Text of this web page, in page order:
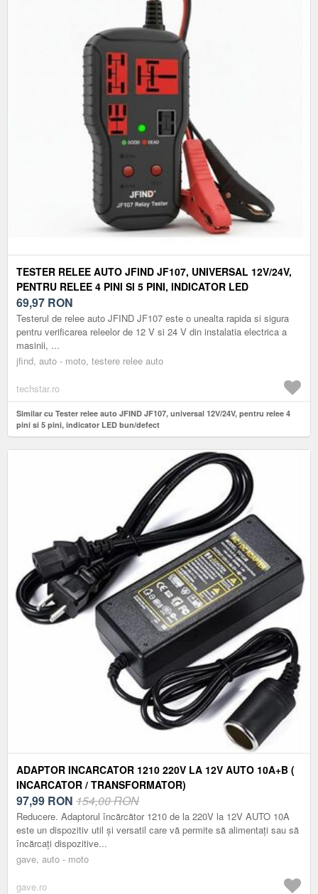
TESTER RELEE AUTO JFIND JF107, UNIVERSAL 12V/24V,
PENTRU RELEE 4 PINI SI 5 PINI, INDICATOR LED
BUN/DEFECT
69,97 RON
Testerul de relee auto JFIND JF107 este o unealta rapida si sigura
pentru verificarea releelor de 12 V si 24 V din instalatia electrica a
masinii, ...
jfind, auto - moto, testere relee auto
techstar.ro
Similar cu Tester relee auto JFIND JF107, universal 12V/24V, pentru relee 4
pini si 5 pini, indicator LED bun/defect
ADAPTOR INCARCATOR 1210 220V LA 12V AUTO 10A+B (
INCARCATOR / TRANSFORMATOR)
97,99 RON 154,00 RON
Reducere. Adaptorul încărcător 1210 de la 220V la 12V AUTO 10A
este un dispozitiv util și versatil care vă permite să alimentați sau să
încărcați dispozitive...
gave, auto - moto
gave.ro